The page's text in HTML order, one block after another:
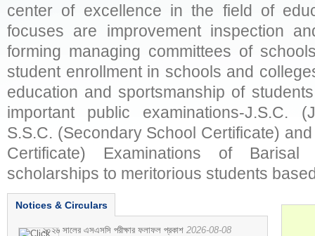
center of excellence in the field of
focuses are improvement inspection
forming managing committees of
student enrollment in schools and
education and sportsmanship of
important public examinations-J.S.C.
S.S.C. (Secondary School Certificate)
Certificate) Examinations of
scholarships to meritorious students
Notices & Circulars
২০২৬ সালের এসএসসি পরীক্ষার ফলাফল প্রকাশ 2026-08-08